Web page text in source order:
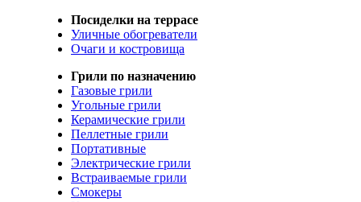
Посиделки на террасе
Уличные обогреватели
Очаги и костровища
Грили по назначению
Газовые грили
Угольные грили
Керамические грили
Пеллетные грили
Портативные
Электрические грили
Встраиваемые грили
Смокеры